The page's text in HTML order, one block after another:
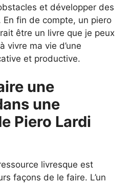
et développer des
fin de compte, un piero
être un livre que je peux
vivre ma vie d’une
et productive.
une
une
Piero Lardi
livresque est
façons de le faire. L’un